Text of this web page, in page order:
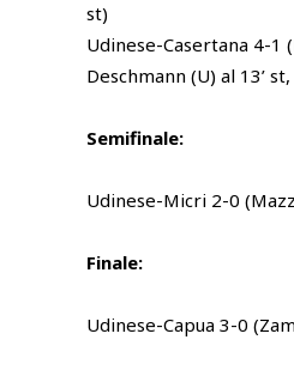
st)
Udinese-Casertana 4-1
Deschmann (U) al 13’
Semifinale:
Udinese-Micri 2-0
Finale:
Udinese-Capua 3-0